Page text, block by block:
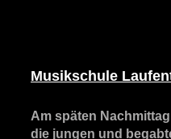
Musikschule
Am späten
die jungen und